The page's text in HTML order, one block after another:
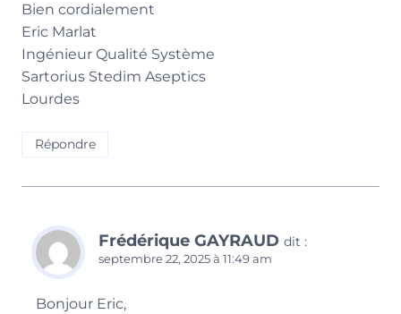
Bien cordialement
Eric Marlat
Ingénieur Qualité Système
Sartorius Stedim Aseptics
Lourdes
Répondre
Frédérique GAYRAUD dit :
septembre 22, 2025 à 11:49 am
Bonjour Eric,